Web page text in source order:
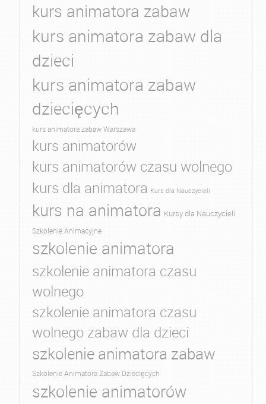
kurs animatora zabaw
kurs animatora zabaw dla
dzieci
kurs animatora zabaw
dziecięcych
kurs animatora zabaw Warszawa
kurs animatorów
kurs animatorów czasu wolnego
kurs dla animatora Kurs dla Nauczycieli
kurs na animatora Kursy dla Nauczycieli
Szkolenie Animacyjne
szkolenie animatora
szkolenie animatora czasu
wolnego
szkolenie animatora czasu
wolnego zabaw dla dzieci
szkolenie animatora zabaw
Szkolenie Animatora Zabaw Dziecięcych
szkolenie animatorów